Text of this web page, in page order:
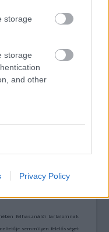
storage
storage
and other
Privacy Policy
felhasználói tartalomnak
semmilyen felelősséget